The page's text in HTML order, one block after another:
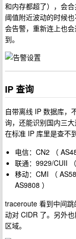
和内存都超了），会
阈值附近波动的时候
会告警，重新连上也
到。
IP 查询
自带离线 IP 数据库，
询，还能识别国内三
在标准 IP 库里是查不
电信：CN2 （
联通：9929/CUII
移动：CMI （
AS9808 ）
traceroute 看到中间
动对 CIDR 了。另外
区域。